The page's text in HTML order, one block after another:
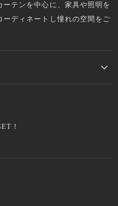
ーテンを中心に、家具や照明を
ディネートし憧れの空間をご
！